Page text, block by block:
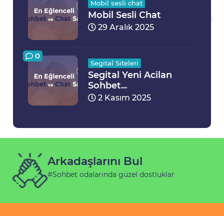
Mobil sesli chat
Mobil Sesli Chat
29 Aralık 2025
0
Segital Siteleri
Segital Yeni Acilan
Sohbet...
2 Kasım 2025
Arkadaşlarını Bul
#Sohbet odalarında güzel dostluklar